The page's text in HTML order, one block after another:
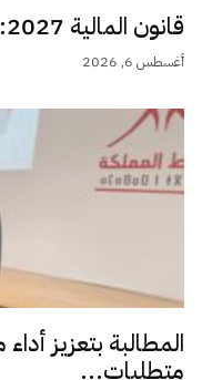
قانون المالية 2027: أخنوش يبقي على دعم...
أغسطس 6, 2026
المطالبة بتعزيز
متطلبات...